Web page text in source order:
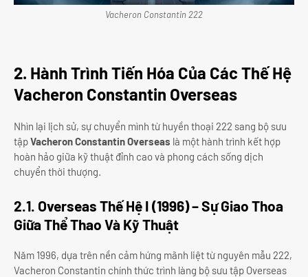
Vacheron Constantin 222
2. Hành Trình Tiến Hóa Của Các Thế Hệ
Vacheron Constantin Overseas
Nhìn lại lịch sử, sự chuyển mình từ huyền thoại 222 sang bộ sưu
tậpVacheron Constantin Overseas là một hành trình kết hợp
hoàn hảo giữa kỹ thuật đỉnh cao và phong cách sống dịch
chuyển thời thượng.
2.1. Overseas Thế Hệ I (1996) – Sự Giao Thoa
Giữa Thể Thao Và Kỹ Thuật
Năm 1996, dựa trên nền cảm hứng mãnh liệt từ nguyên mẫu 222,
Vacheron Constantin chính thức trình làng bộ sưu tập Overseas